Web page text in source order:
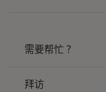
需要帮忙 ？
拜访